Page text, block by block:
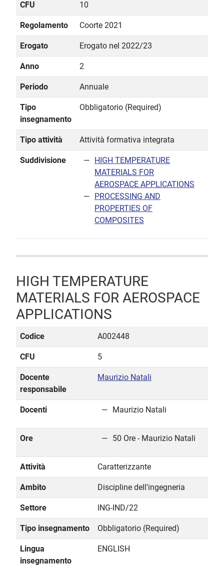
CFU 10
Regolamento Coorte 2021
Erogato Erogato nel 2022/23
Anno 2
Periodo Annuale
Tipo
insegnamento
Obbligatorio (Required)
Tipo attività Attività formativa integrata
Suddivisione
HIGH TEMPERATURE
MATERIALS FOR
AEROSPACE APPLICATIONS
PROCESSING AND
PROPERTIES OF
COMPOSITES
HIGH TEMPERATURE
MATERIALS FOR AEROSPACE
APPLICATIONS
Codice A002448
CFU 5
Docente
responsabile
Maurizio Natali
Docenti Maurizio Natali
Ore 50 Ore - Maurizio Natali
Attività Caratterizzante
Ambito Discipline dell'ingegneria
Settore ING-IND/22
Tipo insegnamento Obbligatorio (Required)
Lingua
insegnamento
ENGLISH